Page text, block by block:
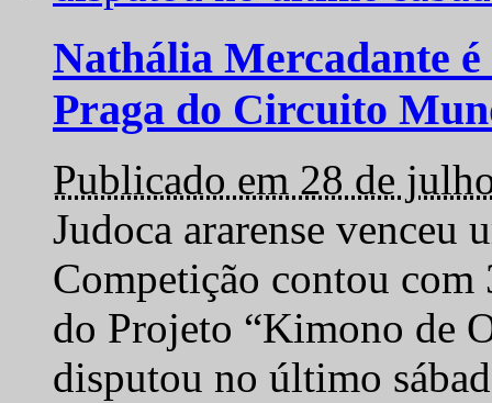
Nathália Mercadante
Praga do Circuito
Publicado em 28 de
Judoca ararense venceu
Competição contou com
do Projeto “Kimono de
disputou no último